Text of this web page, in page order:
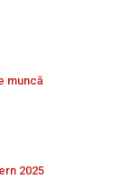
muncă
2025